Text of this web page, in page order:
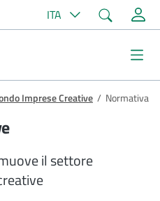
ITA Cerca
Imprese Creative / Normativa
il settore